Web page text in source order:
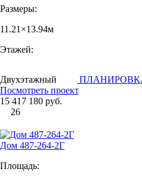
Размеры:
11.21×13.94м
Этажей:
Двухэтажный
Посмотреть проект
15 417 180 руб.
26
Дом 487-264-2Г
Площадь: